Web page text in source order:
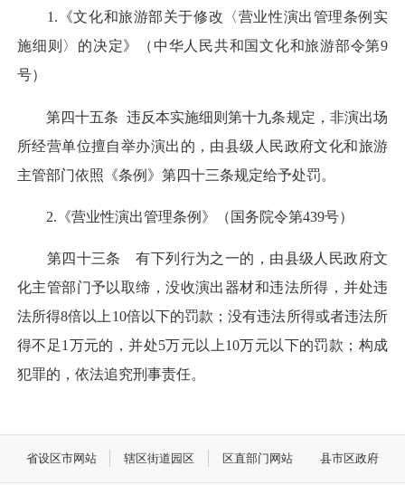
1.《文化和旅游部关于修改〈营业性演出管理条例实
施细则〉的决定》（中华人民共和国文化和旅游部令第9
号）
第四十五条 违反本实施细则第十九条规定，非演出场
所经营单位擅自举办演出的，由县级人民政府文化和旅游
主管部门依照《条例》第四十三条规定给予处罚。
2.《营业性演出管理条例》（国务院令第439号）
第四十三条 有下列行为之一的，由县级人民政府文
化主管部门予以取缔，没收演出器材和违法所得，并处违
法所得8倍以上10倍以下的罚款；没有违法所得或者违法所
得不足1万元的，并处5万元以上10万元以下的罚款；构成
犯罪的，依法追究刑事责任。
省设区市网站 辖区街道园区 区直部门网站 县市区政府